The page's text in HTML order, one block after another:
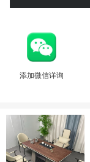
添加微信详询